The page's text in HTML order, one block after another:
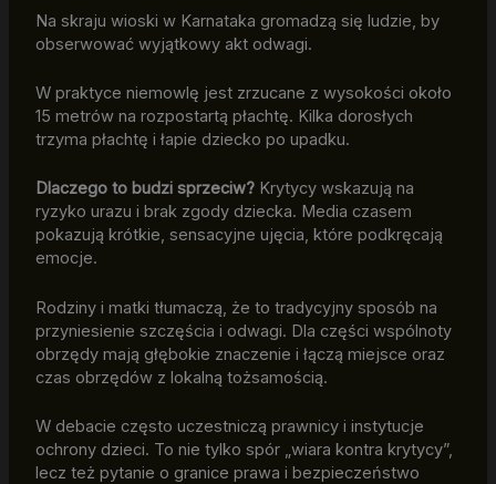
Na skraju wioski w Karnataka gromadzą się ludzie, by
obserwować wyjątkowy akt odwagi.
W praktyce niemowlę jest zrzucane z wysokości około
15 metrów na rozpostartą płachtę. Kilka dorosłych
trzyma płachtę i łapie dziecko po upadku.
Dlaczego to budzi sprzeciw?Krytycy wskazują na
ryzyko urazu i brak zgody dziecka. Media czasem
pokazują krótkie, sensacyjne ujęcia, które podkręcają
emocje.
Rodziny i matki tłumaczą, że to tradycyjny sposób na
przyniesienie szczęścia i odwagi. Dla części wspólnoty
obrzędy mają głębokie znaczenie i łączą miejsce oraz
czas obrzędów z lokalną tożsamością.
W debacie często uczestniczą prawnicy i instytucje
ochrony dzieci. To nie tylko spór „wiara kontra krytycy”,
lecz też pytanie o granice prawa i bezpieczeństwo